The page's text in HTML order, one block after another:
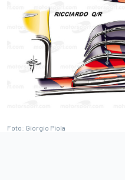
Foto: Giorgio Piola